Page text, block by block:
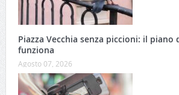
Piazza Vecchia senza piccioni: il piano
funziona
Agosto 07, 2026